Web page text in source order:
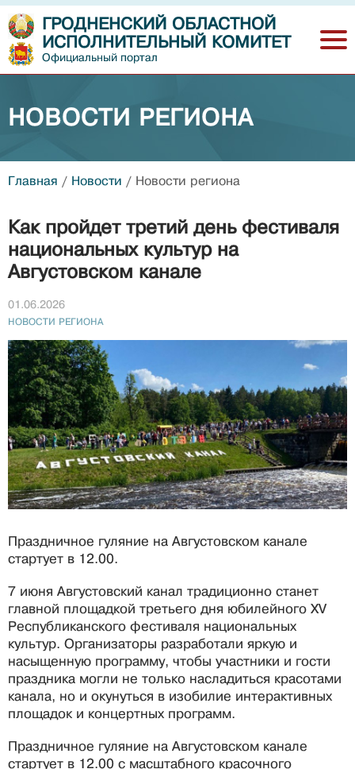
ГРОДНЕНСКИЙ ОБЛАСТНОЙ
ИСПОЛНИТЕЛЬНЫЙ КОМИТЕТ
Официальный портал
НОВОСТИ РЕГИОНА
Главная / Новости / Новости региона
Как пройдет третий день фестиваля
национальных культур на
Августовском канале
01.06.2026
НОВОСТИ РЕГИОНА
Праздничное гуляние на Августовском канале
стартует в 12.00.
7 июня Августовский канал традиционно станет
главной площадкой третьего дня юбилейного XV
Республиканского фестиваля национальных
культур. Организаторы разработали яркую и
насыщенную программу, чтобы участники и гости
праздника могли не только насладиться красотами
канала, но и окунуться в изобилие интерактивных
площадок и концертных программ.
Праздничное гуляние на Августовском канале
стартует в 12.00 с масштабного красочного